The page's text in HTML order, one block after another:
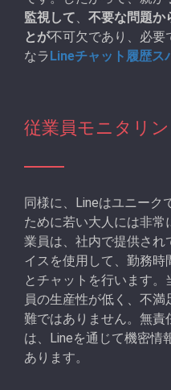
監視して
不要な問題か
とが不可欠であり、必要
なラLineチャット履歴ス
従業員モニタリ
同様に、Lineはユニーク
ために若い大人には非常
業員は、社内で提供され
イスを使用して、勤務時
とチャットを行います
員の生産性が低く、不
難ではありません。無責
は、Lineを通じて機密情
あります。